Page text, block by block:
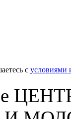
с условиями